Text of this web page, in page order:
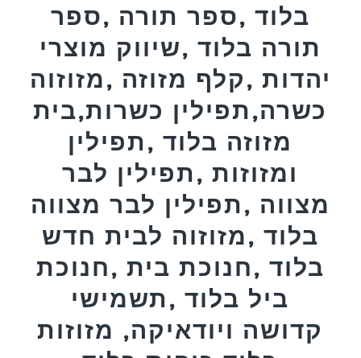
בלוד ,ספר תורה ,ספר
תורה בלוד ,שיווק מוצרי
יהדות ,קלף מזוזה ,מזוזוה
כשרה,תפילין כשרות,בית
מזוזה בלוד ,תפילין
ומזוזות ,תפילין לבר
מצווה ,תפילין לבר מצווה
בלוד ,מזוזוה לבית חדש
בלוד ,חנוכת בית ,חנוכת
ביל בלוד ,תשמישי
קדושה ויודאיקה, מזוזות